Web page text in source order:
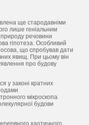
ще стародавніми
лише геніальним
речовини
гіпотеза. Особливий
що спробував дати
явищ. При цьому він
про будову
у законі кратних
мікроскопа
будови
хаотичного